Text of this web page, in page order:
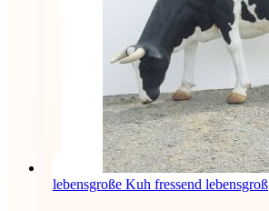
lebensgroße Kuh fressend lebensgroß